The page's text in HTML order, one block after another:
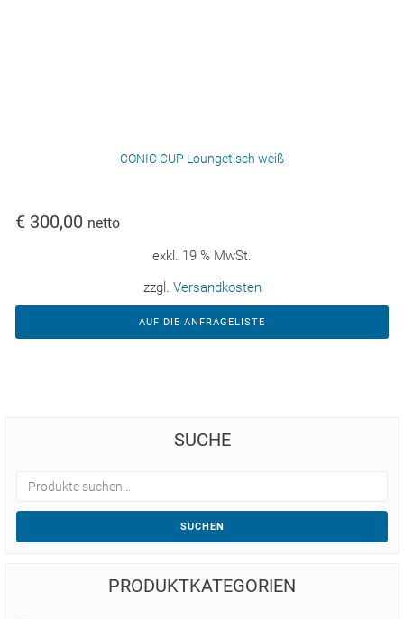
CONIC CUP Loungetisch weiß
€ 300,00 netto
exkl. 19 % MwSt.
zzgl. Versandkosten
AUF DIE ANFRAGELISTE
SUCHE
SUCHEN
PRODUKTKATEGORIEN